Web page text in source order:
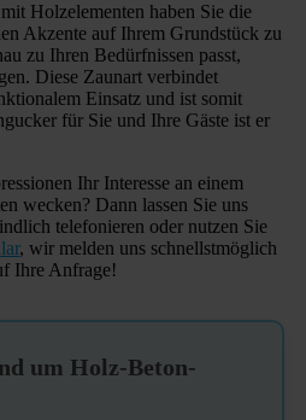
Holzelementen haben Sie die
Akzente auf Ihrem Grundstück zu
zu Ihren Bedürfnissen passt,
Diese Zaunart verbindet
Einsatz und ist somit
für Sie und Ihre Gäste ist er
Ihr Interesse an einem
wecken? Dann lassen Sie uns
telefonieren oder nutzen Sie
, wir melden uns schnellstmöglich
Ihre Anfrage!
um Holz-Beton-